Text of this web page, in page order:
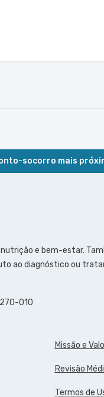
socorro mais
e bem-estar.
ao diagnóstico ou
010
Missão e
Revisão
Termos de